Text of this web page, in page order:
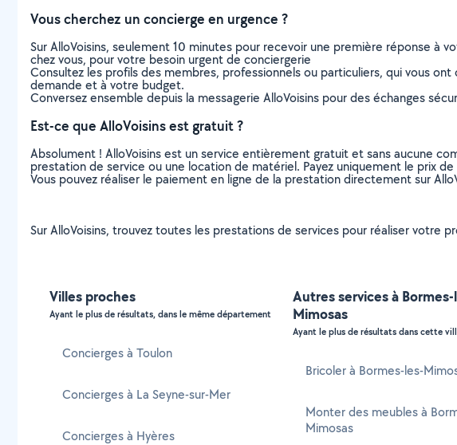
Vous cherchez un concierge en urgence ?
Sur AlloVoisins, seulement 10 minutes pour recevoir une première réponse
chez vous, pour votre besoin urgent de conciergerie
Consultez les profils des membres, professionnels ou particuliers, qui vous
demande et à votre budget.
Conversez ensemble depuis la messagerie AlloVoisins pour des échanges
Est-ce que AlloVoisins est gratuit ?
Absolument ! AlloVoisins est un service entièrement gratuit et sans aucune
prestation de service ou une location de matériel. Payez uniquement le prix
Vous pouvez réaliser le paiement en ligne de la prestation directement sur
Sur AlloVoisins, trouvez toutes les prestations de services pour réaliser votre
Villes proches
Ayant le plus de résultats, dans le même département
Concierges à Toulon
Concierges à La Seyne-sur-Mer
Concierges à Hyères
Autres services à
Mimosas
Ayant le plus de résultats dans cette
Bricoler à Bormes-les-
Monter des meubles à
Mimosas